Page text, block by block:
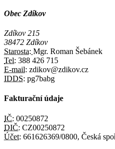
Obec Zdíkov
Zdíkov 215
38472 Zdíkov
Starosta: Mgr. Roman Šebánek
Tel: 388 426 715
E-mail: zdikov@zdikov.cz
IDDS: pg7babg
Fakturační údaje
IČ: 00250872
DIČ: CZ00250872
Účet: 661626369/0800, Česká